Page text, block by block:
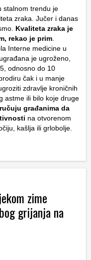
stalnom trendu je
zraka. Jučer i danas
Kvaliteta zraka je
rekao je prim.
Interne medicine u
je ugroženo,
odnosno do 10
čak i u manje
zdravlje kroničnih
astme ili bilo koje druge
građanima da
na otvorenom
kašlja ili grlobolje.
zime
grijanja na